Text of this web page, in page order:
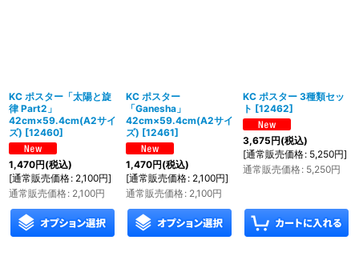
KC ポスター「太陽と旋
律 Part2」
42cm×59.4cm(A2サイ
ズ) [12460]
1,470円(税込)
[通常販売価格: 2,100円]
通常販売価格: 2,100円
KC ポスター
「Ganesha」
42cm×59.4cm(A2サイ
ズ) [12461]
1,470円(税込)
[通常販売価格: 2,100円]
通常販売価格: 2,100円
KC ポスター 3種類セッ
ト [12462]
3,675円(税込)
[通常販売価格: 5,250円]
通常販売価格: 5,250円